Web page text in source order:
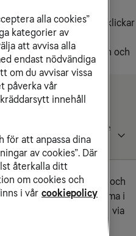
fax
(för softphone). Du klickar
Du tar bort
eller flera meddelanden och
innan vi skaffade
meddelanden?
kontakt med oss?
som rör våra produkter och
Om du behöver komma i
telefonnummer och mejl via
alla cookies”
kategorier av
att avvisa alla
endast nödvändiga
om du avvisar vissa
påverka vår
innehåll
för att anpassa dina
av cookies”. Där
återkalla ditt
om cookies och
i vår cookiepolicy